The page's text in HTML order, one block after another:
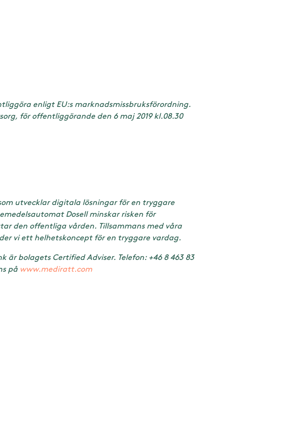
enligt EU:s marknadsmissbruksförordning.
för offentliggörande den 6 maj 2019 kl.08.30
utvecklar digitala lösningar för en tryggare
Dosell minskar risken för
den offentliga vården. Tillsammans med våra
vi ett helhetskoncept för en tryggare vardag.
är bolagets Certified Adviser. Telefon: +46 8 463 83
på www.mediratt.com